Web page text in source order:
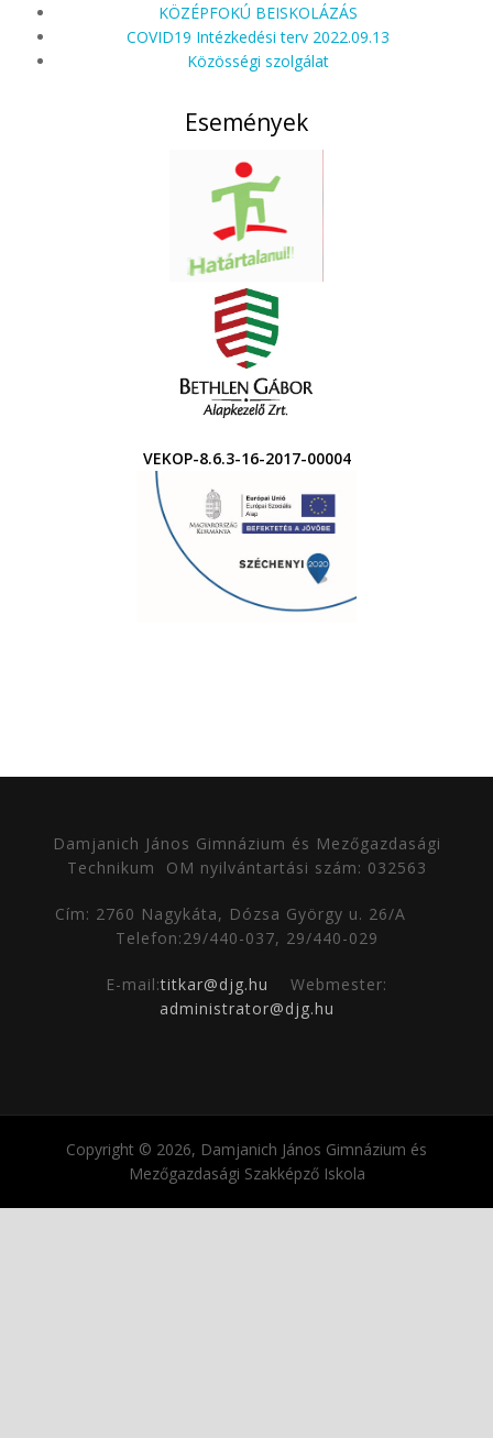
KÖZÉPFOKÚ BEISKOLÁZÁS
COVID19 Intézkedési terv 2022.09.13
Közösségi szolgálat
Események
VEKOP-8.6.3-16-2017-00004
Damjanich János Gimnázium és Mezőgazdasági
Technikum
OM nyilvántartási szám: 032563
Cím: 2760 Nagykáta, Dózsa György u. 26/A
Telefon:29/440-037, 29/440-029
E-mail:titkar@djg.hu
Webmester:
administrator@djg.hu
Copyright © 2026, Damjanich János Gimnázium és
Mezőgazdasági Szakképző Iskola